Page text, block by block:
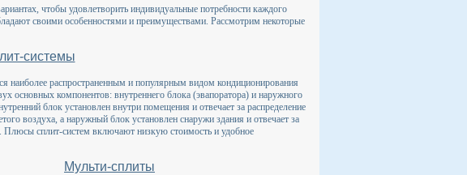
чтобы удовлетворить индивидуальные потребности каждого
своими особенностями и преимуществами. Рассмотрим некоторые
системы
наиболее распространенным и популярным видом кондиционирования
основных компонентов: внутреннего блока (эвапоратора) и наружного
блок установлен внутри помещения и отвечает за распределение
воздуха, а наружный блок установлен снаружи здания и отвечает за
Плюсы сплит-систем включают низкую стоимость и удобное
Мульти-сплиты